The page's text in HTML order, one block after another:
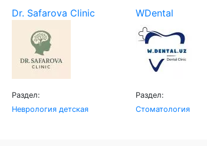
Dr. Safarova Clinic
Раздел:
Неврология детская
WDental
Раздел:
Стоматология